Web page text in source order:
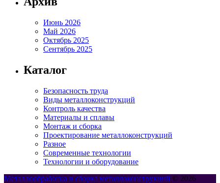
Июнь 2026
Май 2026
Октябрь 2025
Сентябрь 2025
Каталог
Безопасность труда
Виды металлоконструкций
Контроль качества
Материалы и сплавы
Монтаж и сборка
Проектирование металлоконструкций
Разное
Современные технологии
Технологии и оборудование
Металлообработка и сборка металлоконструкций © 2026